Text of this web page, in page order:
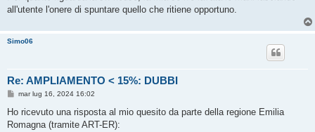
all'utente l'onere di spuntare quello che ritiene opportuno.
Simo06
Re: AMPLIAMENTO < 15%: DUBBI
M
s
a
mar lug 16, 2024 16:02
Ho ricevuto una risposta al mio quesito da parte della regione Emilia
Romagna (tramite ART-ER):